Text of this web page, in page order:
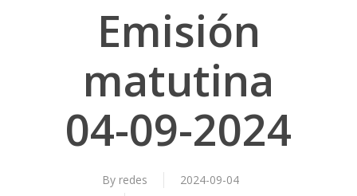
Emisión
matutina
04-09-2024
By redes
2024-09-04